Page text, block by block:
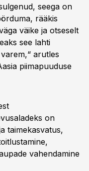
seega on
rääkis
väike ja otseselt
see lahti
arutles
piimapuuduse
on
taimekasvatus,
vahendamine